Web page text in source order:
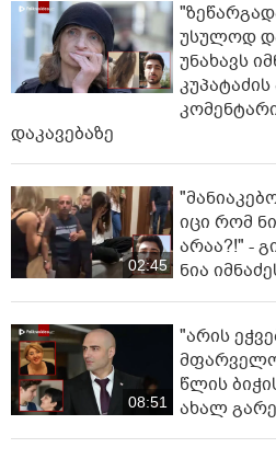
უსულოდ
უნახავს
დაკავებაზე
02:45
იცი რომ
არაა?!" -
ნია
08:51
"არის
წლის
ახალ